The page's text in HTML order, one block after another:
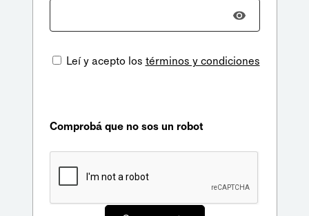
Leí y acepto los términos y condiciones
Comprobá que no sos un robot